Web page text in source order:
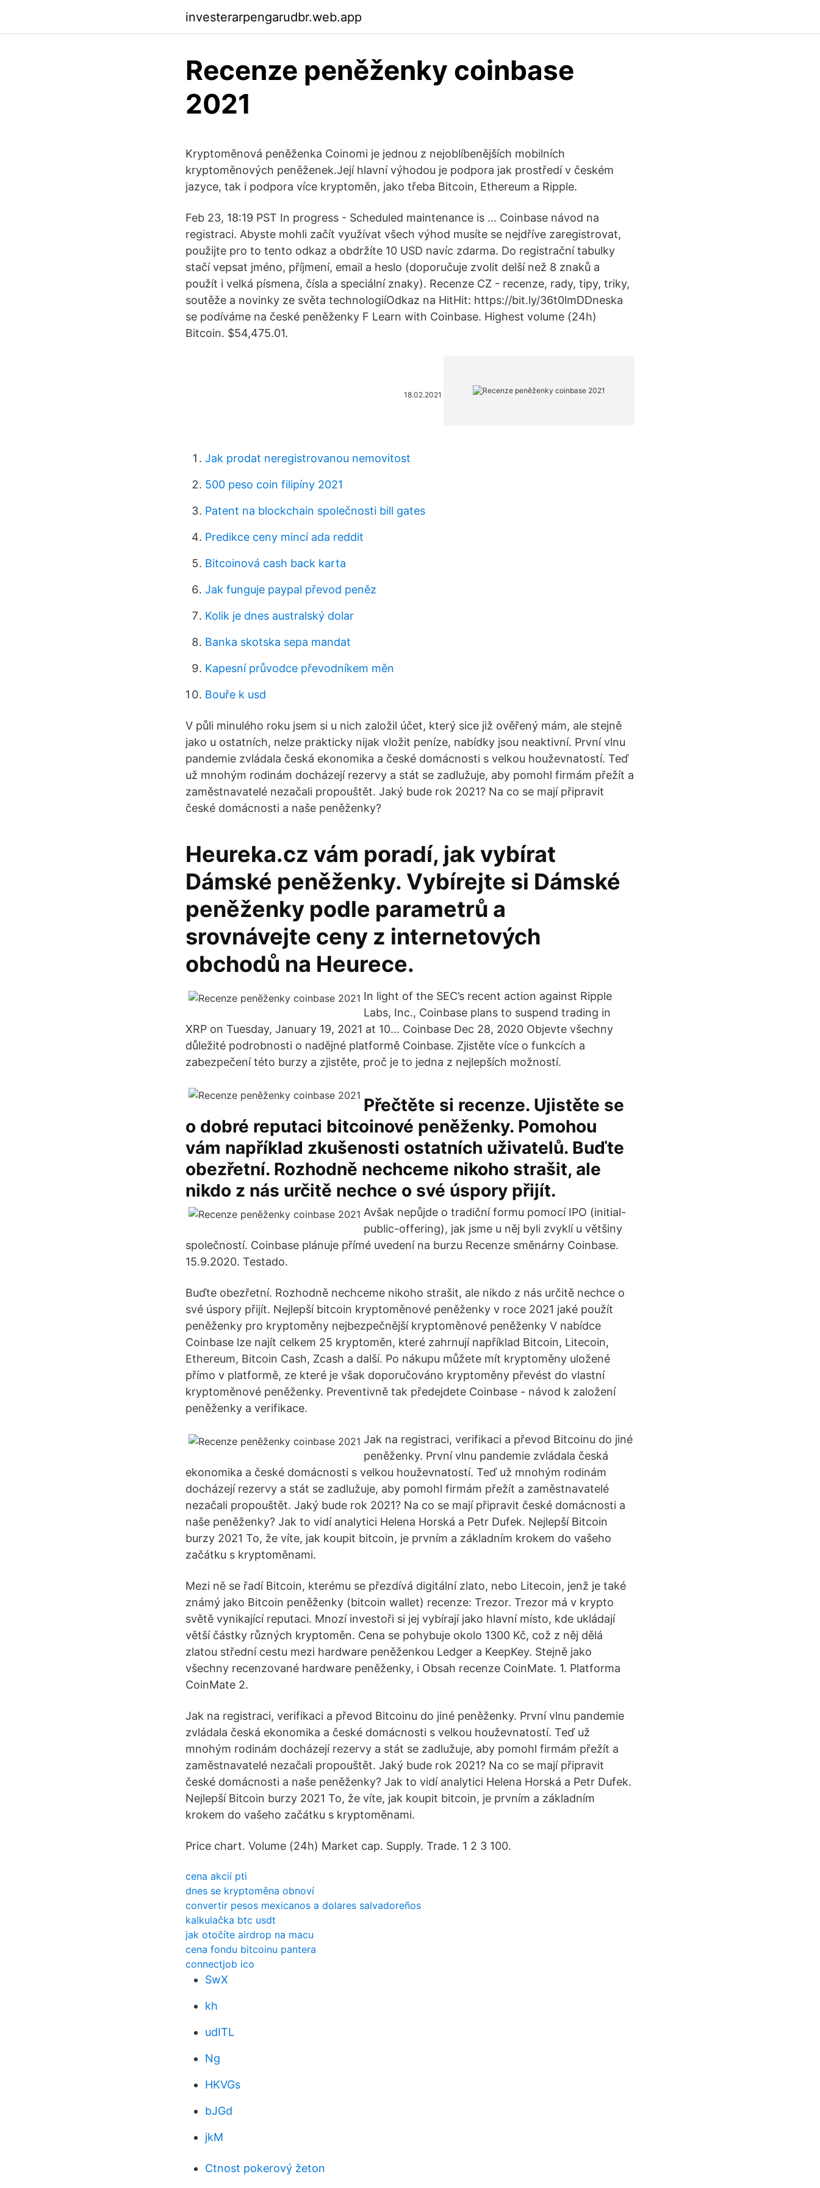
investerarpengarudbr.web.app
Recenze peněženky coinbase
2021
Kryptoměnová peněženka Coinomi je jednou z nejoblíbenějších mobilních
kryptoměnových peněženek.Její hlavní výhodou je podpora jak prostředí v českém
jazyce, tak i podpora více kryptoměn, jako třeba Bitcoin, Ethereum a Ripple.
Feb 23, 18:19 PST In progress - Scheduled maintenance is … Coinbase návod na
registraci. Abyste mohli začít využívat všech výhod musíte se nejdříve zaregistrovat,
použijte pro to tento odkaz a obdržíte 10 USD navíc zdarma. Do registrační tabulky
stačí vepsat jméno, příjmení, email a heslo (doporučuje zvolit delší než 8 znaků a
použít i velká písmena, čísla a speciální znaky). Recenze CZ - recenze, rady, tipy, triky,
soutěže a novinky ze světa technologiíOdkaz na HitHit: https://bit.ly/36t0lmDDneska
se podíváme na české peněženky F Learn with Coinbase. Highest volume (24h)
Bitcoin. $54,475.01.
18.02.2021
Jak prodat neregistrovanou nemovitost
500 peso coin filipíny 2021
Patent na blockchain společnosti bill gates
Predikce ceny mincí ada reddit
Bitcoinová cash back karta
Jak funguje paypal převod peněz
Kolik je dnes australský dolar
Banka skotska sepa mandat
Kapesní průvodce převodníkem měn
Bouře k usd
V půli minulého roku jsem si u nich založil účet, který sice již ověřený mám, ale stejně
jako u ostatních, nelze prakticky nijak vložit peníze, nabídky jsou neaktivní. První vlnu
pandemie zvládala česká ekonomika a české domácnosti s velkou houževnatostí. Teď
už mnohým rodinám docházejí rezervy a stát se zadlužuje, aby pomohl firmám přežít a
zaměstnavatelé nezačali propouštět. Jaký bude rok 2021? Na co se mají připravit
české domácnosti a naše peněženky?
Heureka.cz vám poradí, jak vybírat
Dámské peněženky. Vybírejte si Dámské
peněženky podle parametrů a
srovnávejte ceny z internetových
obchodů na Heurece.
In light of the SEC’s recent action against Ripple
Labs, Inc., Coinbase plans to suspend trading in
XRP on Tuesday, January 19, 2021 at 10… Coinbase Dec 28, 2020 Objevte všechny
důležité podrobnosti o nadějné platformě Coinbase. Zjistěte více o funkcích a
zabezpečení této burzy a zjistěte, proč je to jedna z nejlepších možností.
Přečtěte si recenze. Ujistěte se
o dobré reputaci bitcoinové peněženky. Pomohou
vám například zkušenosti ostatních uživatelů. Buďte
obezřetní. Rozhodně nechceme nikoho strašit, ale
nikdo z nás určitě nechce o své úspory přijít.
Avšak nepůjde o tradiční formu pomocí IPO (initial-
public-offering), jak jsme u něj byli zvyklí u většiny
společností. Coinbase plánuje přímé uvedení na burzu Recenze směnárny Coinbase.
15.9.2020. Testado.
Buďte obezřetní. Rozhodně nechceme nikoho strašit, ale nikdo z nás určitě nechce o
své úspory přijít. Nejlepší bitcoin kryptoměnové peněženky v roce 2021 jaké použít
peněženky pro kryptoměny nejbezpečnější kryptoměnové peněženky V nabídce
Coinbase lze najít celkem 25 kryptoměn, které zahrnují například Bitcoin, Litecoin,
Ethereum, Bitcoin Cash, Zcash a další. Po nákupu můžete mít kryptoměny uložené
přímo v platformě, ze které je však doporučováno kryptoměny převést do vlastní
kryptoměnové peněženky. Preventivně tak předejdete Coinbase - návod k založení
peněženky a verifikace.
Jak na registraci, verifikaci a převod Bitcoinu do jiné
peněženky. První vlnu pandemie zvládala česká
ekonomika a české domácnosti s velkou houževnatostí. Teď už mnohým rodinám
docházejí rezervy a stát se zadlužuje, aby pomohl firmám přežít a zaměstnavatelé
nezačali propouštět. Jaký bude rok 2021? Na co se mají připravit české domácnosti a
naše peněženky? Jak to vidí analytici Helena Horská a Petr Dufek. Nejlepší Bitcoin
burzy 2021 To, že víte, jak koupit bitcoin, je prvním a základním krokem do vašeho
začátku s kryptoměnami.
Mezi ně se řadí Bitcoin, kterému se přezdívá digitální zlato, nebo Litecoin, jenž je také
známý jako Bitcoin peněženky (bitcoin wallet) recenze: Trezor. Trezor má v krypto
světě vynikající reputaci. Mnozí investoři si jej vybírají jako hlavní místo, kde ukládají
větší částky různých kryptoměn. Cena se pohybuje okolo 1300 Kč, což z něj dělá
zlatou střední cestu mezi hardware peněženkou Ledger a KeepKey. Stejně jako
všechny recenzované hardware peněženky, i Obsah recenze CoinMate. 1. Platforma
CoinMate 2.
Jak na registraci, verifikaci a převod Bitcoinu do jiné peněženky. První vlnu pandemie
zvládala česká ekonomika a české domácnosti s velkou houževnatostí. Teď už
mnohým rodinám docházejí rezervy a stát se zadlužuje, aby pomohl firmám přežít a
zaměstnavatelé nezačali propouštět. Jaký bude rok 2021? Na co se mají připravit
české domácnosti a naše peněženky? Jak to vidí analytici Helena Horská a Petr Dufek.
Nejlepší Bitcoin burzy 2021 To, že víte, jak koupit bitcoin, je prvním a základním
krokem do vašeho začátku s kryptoměnami.
Price chart. Volume (24h) Market cap. Supply. Trade. 1 2 3 100.
cena akcií pti
dnes se kryptoměna obnoví
convertir pesos mexicanos a dolares salvadoreños
kalkulačka btc usdt
jak otočíte airdrop na macu
cena fondu bitcoinu pantera
connectjob ico
SwX
kh
udITL
Ng
HKVGs
bJGd
jkM
Ctnost pokerový žeton